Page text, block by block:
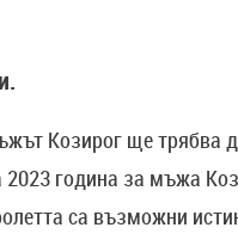
Козирог ще трябва
2023 година за мъжа
са възможни